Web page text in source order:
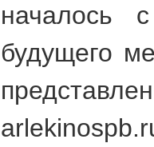
началось
будущего